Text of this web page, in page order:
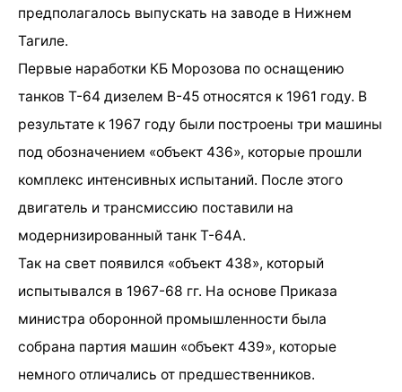
предполагалось выпускать на заводе в Нижнем
Тагиле.
Первые наработки КБ Морозова по оснащению
танков Т-64 дизелем В-45 относятся к 1961 году. В
результате к 1967 году были построены три машины
под обозначением «объект 436», которые прошли
комплекс интенсивных испытаний. После этого
двигатель и трансмиссию поставили на
модернизированный танк Т-64А.
Так на свет появился «объект 438», который
испытывался в 1967-68 гг. На основе Приказа
министра оборонной промышленности была
собрана партия машин «объект 439», которые
немного отличались от предшественников.